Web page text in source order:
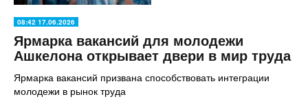
08:42 17.06.2026
Ярмарка вакансий для молодежи
Ашкелона открывает двери в мир труда
Ярмарка вакансий призвана способствовать интеграции
молодежи в рынок труда